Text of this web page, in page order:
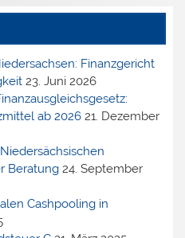
Finanzgericht
23. Juni 2026
ab 2026 21. Dezember
Beratung 24. September
Cashpooling in